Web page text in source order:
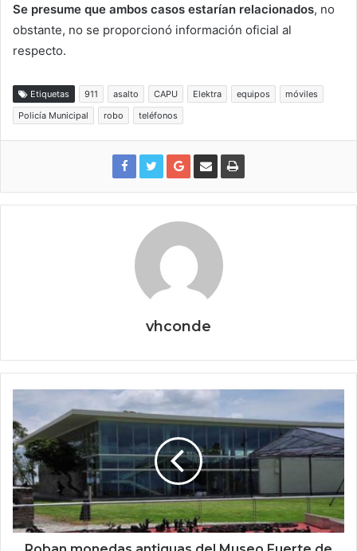
Se presume que ambos casos estarían relacionados, no
obstante, no se proporcionó información oficial al
respecto.
Etiquetas 911 asalto CAPU Elektra equipos
móviles
Policía Municipal
robo teléfonos
vhconde